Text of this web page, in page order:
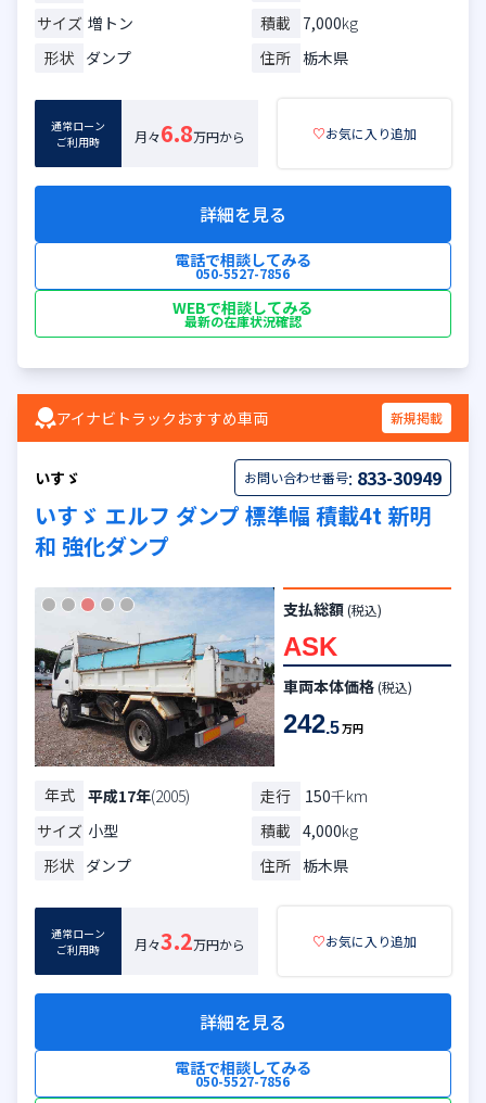
サイズ 増トン 積載 7,000kg
形状 ダンプ 住所 栃木県
通常ローン
ご利用時
月々6.8万円から ♡お気に入り追加
詳細を見る
電話で相談してみる
050-5527-7856
WEBで相談してみる
最新の在庫状況確認
アイナビトラックおすすめ車両 新規掲載
いすゞ お問い合わせ番号: 833-30949
いすゞ エルフ ダンプ 標準幅 積載4t 新明
和 強化ダンプ
支払総額 (税込)
ASK
車両本体価格 (税込)
242.5万円
年式 平成17年(2005) 走行 150千km
サイズ 小型 積載 4,000kg
形状 ダンプ 住所 栃木県
通常ローン
ご利用時
月々3.2万円から ♡お気に入り追加
詳細を見る
電話で相談してみる
050-5527-7856